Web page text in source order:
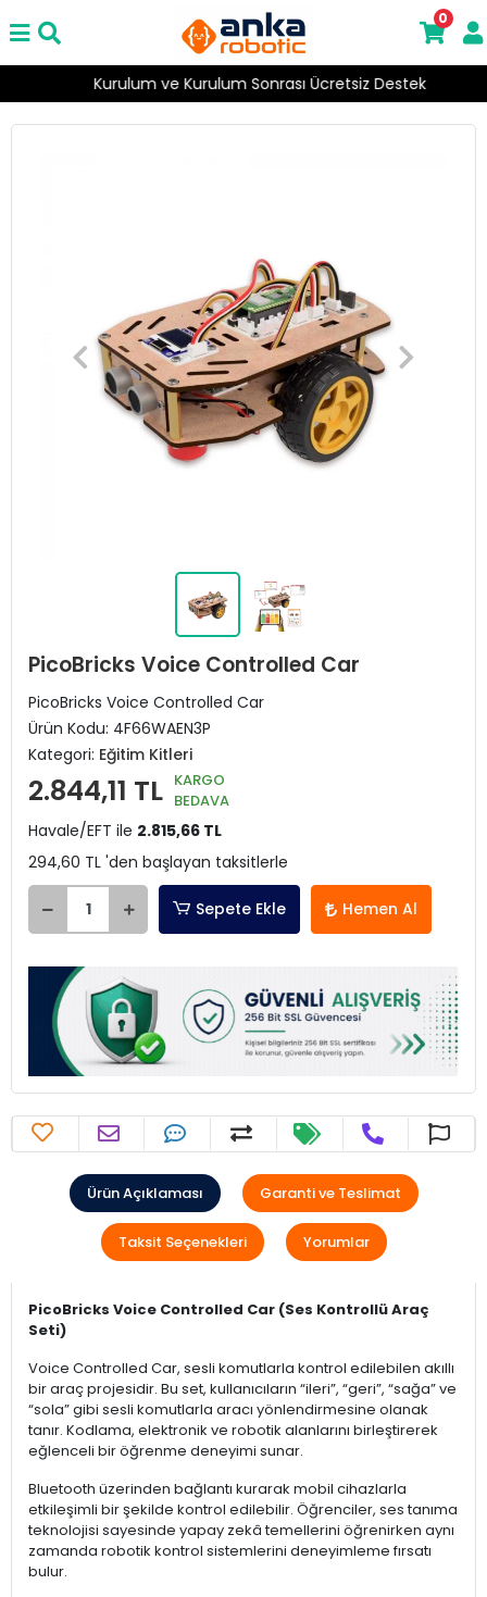
Kurulum ve Kurulum Sonrası Ücretsiz Destek
0
PicoBricks Voice Controlled Car
PicoBricks Voice Controlled Car
Ürün Kodu: 4F66WAEN3P
Kategori: Eğitim Kitleri
2.844,11 TL KARGO
BEDAVA
Havale/EFT ile 2.815,66 TL
294,60 TL 'den başlayan taksitlerle
Sepete Ekle Hemen Al
Ürün Açıklaması Garanti ve Teslimat
Taksit Seçenekleri Yorumlar
PicoBricks Voice Controlled Car (Ses Kontrollü Araç
Seti)
Voice Controlled Car, sesli komutlarla kontrol edilebilen akıllı
bir araç projesidir. Bu set, kullanıcıların “ileri”, “geri”, “sağa” ve
“sola” gibi sesli komutlarla aracı yönlendirmesine olanak
tanır. Kodlama, elektronik ve robotik alanlarını birleştirerek
eğlenceli bir öğrenme deneyimi sunar.
Bluetooth üzerinden bağlantı kurarak mobil cihazlarla
etkileşimli bir şekilde kontrol edilebilir. Öğrenciler, ses tanıma
teknolojisi sayesinde yapay zekâ temellerini öğrenirken aynı
zamanda robotik kontrol sistemlerini deneyimleme fırsatı
bulur.